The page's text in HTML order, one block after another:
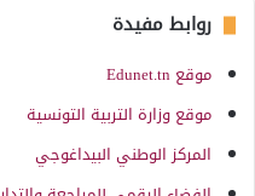
روابط مفيدة
موقع Edunet.tn
موقع وزارة التربية التونسية
المركز الوطني البيداغوجي